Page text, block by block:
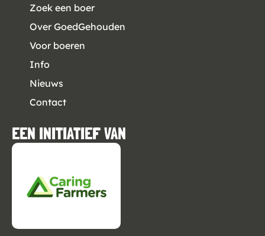
Zoek een boer
Over GoedGehouden
Voor boeren
Info
Nieuws
Contact
EEN INITIATIEF VAN